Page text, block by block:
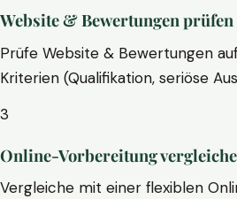
Website & Bewertungen prüfen
Prüfe Website & Bewertungen
Kriterien (Qualifikation, seriöse
3
Online-Vorbereitung
Vergleiche mit einer flexiblen